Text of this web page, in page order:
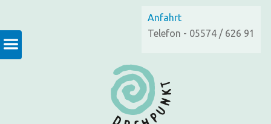
Anfahrt
Telefon - 05574 / 626 91